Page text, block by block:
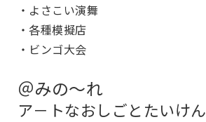
・よさこい演舞
・各種模擬店
・ビンゴ大会
＠みの～れ
ア－トなおしごとたいけん